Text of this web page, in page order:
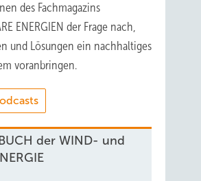
des Fachmagazins
ENERGIEN der Frage nach,
und Lösungen ein nachhaltiges
voranbringen.
der WIND- und